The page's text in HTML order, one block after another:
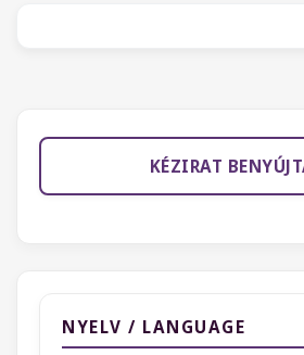
KÉZIRAT
NYELV / LANGUAGE